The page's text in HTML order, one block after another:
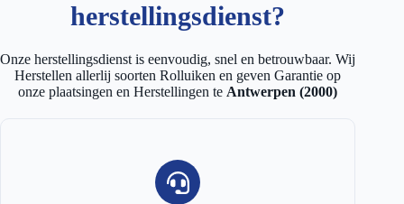
herstellingsdienst?
Onze herstellingsdienst is eenvoudig, snel en betrouwbaar. Wij
Herstellen allerlij soorten Rolluiken en geven Garantie op
onze plaatsingen en Herstellingen te Antwerpen (2000)